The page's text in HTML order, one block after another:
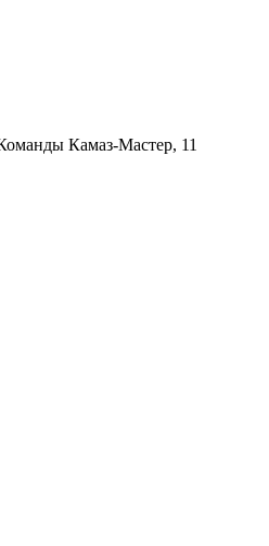
Камаз-Мастер, 11